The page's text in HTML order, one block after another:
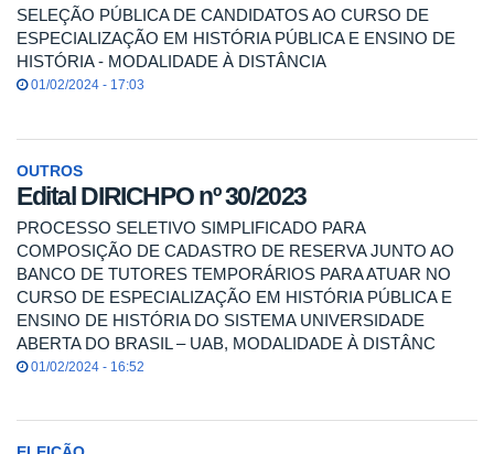
SELEÇÃO PÚBLICA DE CANDIDATOS AO CURSO DE
ESPECIALIZAÇÃO EM HISTÓRIA PÚBLICA E ENSINO DE
HISTÓRIA - MODALIDADE À DISTÂNCIA
01/02/2024 - 17:03
OUTROS
Edital DIRICHPO nº 30/2023
PROCESSO SELETIVO SIMPLIFICADO PARA
COMPOSIÇÃO DE CADASTRO DE RESERVA JUNTO AO
BANCO DE TUTORES TEMPORÁRIOS PARA ATUAR NO
CURSO DE ESPECIALIZAÇÃO EM HISTÓRIA PÚBLICA E
ENSINO DE HISTÓRIA DO SISTEMA UNIVERSIDADE
ABERTA DO BRASIL – UAB, MODALIDADE À DISTÂNC
01/02/2024 - 16:52